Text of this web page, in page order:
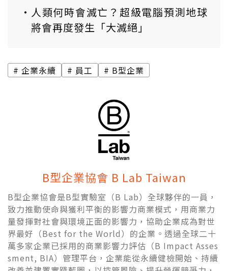
人類何時會滅亡？超級電腦預測地球
將會再度發生「大滅絕」
企業永續 員工 B型企業
B型企業協會 B Lab Taiwan
B型企業協會是B型實驗室（B Lab）全球夥伴的一員，
致力推動使命與獲利平衡的影響力商業模式，用商業力
量發揮對社會與環境正面的影響力，協助企業成為對世
界最好（Best for the World）的企業。透過全球二十
萬多家企業已採用的商業影響力評估（B Impact Asses
sment, BIA）管理平台，企業能從永續健檢開始、持續